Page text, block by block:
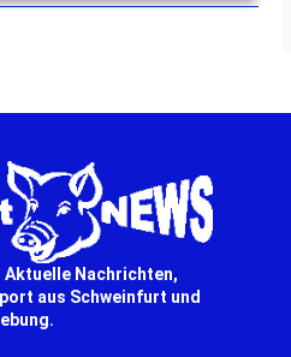
ihr langjähriges großes
Aktuelle Nachrichten,
aus Schweinfurt und